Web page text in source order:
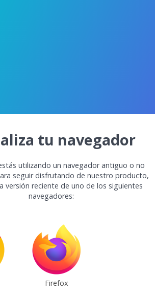
tu navegador
utilizando un navegador antiguo o no
seguir disfrutando de nuestro producto,
versión reciente de uno de los siguientes
navegadores:
Firefox